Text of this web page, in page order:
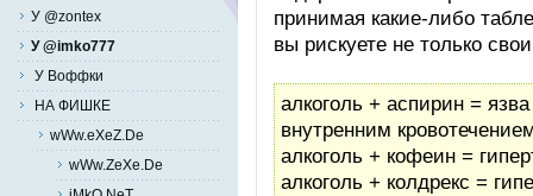
принимая какие-либо
вы рискуете не только
алкоголь + аспирин =
внутренним
алкоголь + кофеин =
алкоголь + колдрекс =
У @zontex
У @imko777
У Воффки
НА ФИШКЕ
wWw.eXeZ.De
wWw.ZeXe.De